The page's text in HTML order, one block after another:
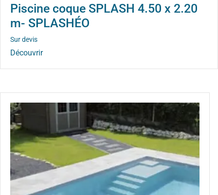
Piscine coque SPLASH 4.50 x 2.20
m- SPLASHÉO
Sur devis
Découvrir